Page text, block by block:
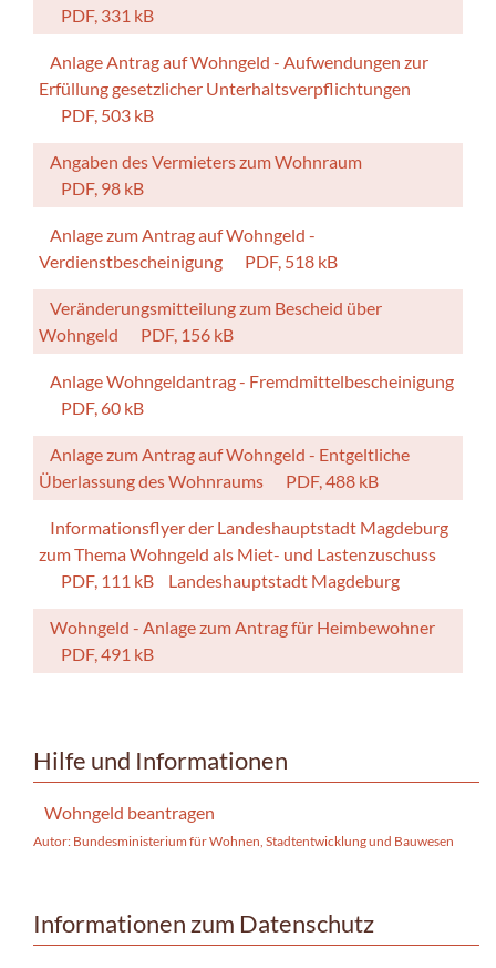
PDF, 331 kB
Anlage Antrag auf Wohngeld - Aufwendungen zur
Erfüllung gesetzlicher Unterhaltsverpflichtungen
PDF, 503 kB
Angaben des Vermieters zum Wohnraum
PDF, 98 kB
Anlage zum Antrag auf Wohngeld -
Verdienstbescheinigung
PDF, 518 kB
Veränderungsmitteilung zum Bescheid über
Wohngeld
PDF, 156 kB
Anlage Wohngeldantrag - Fremdmittelbescheinigung
PDF, 60 kB
Anlage zum Antrag auf Wohngeld - Entgeltliche
Überlassung des Wohnraums
PDF, 488 kB
Informationsflyer der Landeshauptstadt Magdeburg
zum Thema Wohngeld als Miet- und Lastenzuschuss
PDF, 111 kB
Landeshauptstadt Magdeburg
Wohngeld - Anlage zum Antrag für Heimbewohner
PDF, 491 kB
Hilfe und Informationen
Wohngeld beantragen
Autor: Bundesministerium für Wohnen, Stadtentwicklung und Bauwesen
Informationen zum Datenschutz